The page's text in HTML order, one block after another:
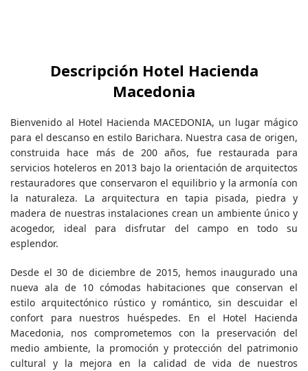
Descripción Hotel Hacienda
Macedonia
Bienvenido al Hotel Hacienda MACEDONIA, un lugar mágico
para el descanso en estilo Barichara. Nuestra casa de origen,
construida hace más de 200 años, fue restaurada para
servicios hoteleros en 2013 bajo la orientación de arquitectos
restauradores que conservaron el equilibrio y la armonía con
la naturaleza. La arquitectura en tapia pisada, piedra y
madera de nuestras instalaciones crean un ambiente único y
acogedor, ideal para disfrutar del campo en todo su
esplendor.
Desde el 30 de diciembre de 2015, hemos inaugurado una
nueva ala de 10 cómodas habitaciones que conservan el
estilo arquitectónico rústico y romántico, sin descuidar el
confort para nuestros huéspedes. En el Hotel Hacienda
Macedonia, nos comprometemos con la preservación del
medio ambiente, la promoción y protección del patrimonio
cultural y la mejora en la calidad de vida de nuestros